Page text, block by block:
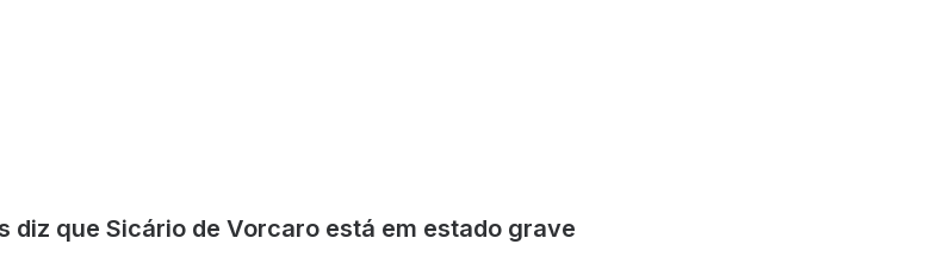
diz que Sicário de Vorcaro está em estado grave